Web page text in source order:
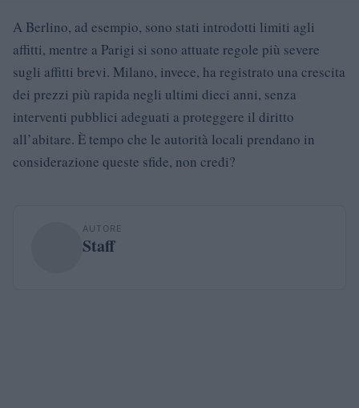
A Berlino, ad esempio, sono stati introdotti limiti agli
affitti, mentre a Parigi si sono attuate regole più severe
sugli affitti brevi. Milano, invece, ha registrato una crescita
dei prezzi più rapida negli ultimi dieci anni, senza
interventi pubblici adeguati a proteggere il diritto
all’abitare. È tempo che le autorità locali prendano in
considerazione queste sfide, non credi?
AUTORE
Staff